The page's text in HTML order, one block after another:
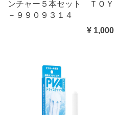
ンチャー５本セット ＴＯＹ
－９９０９３１４
¥ 1,000